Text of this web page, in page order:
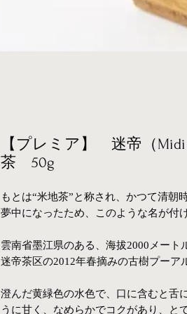
【プレミア】 迷帝（
茶 50g
もとは“米地茶”と称され、かつて清朝
夢中になったため、このような名が付
雲南省墨江県のある、海拔2000メート
迷帝茶区の2012年春摘みの古樹プーア
澄んだ黄緑色の水色で、口に含むと舌
うに甘く、なめらかでコクがあり、と